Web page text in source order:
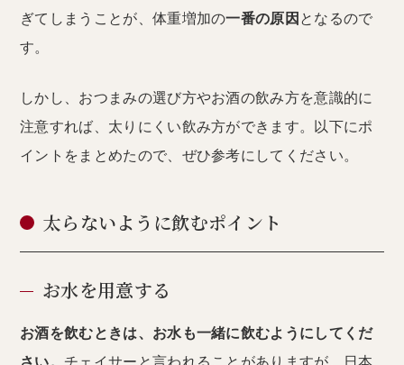
ぎてしまうことが、体重増加の一番の原因 となるので
す。
しかし、おつまみの選び方やお酒の飲み方を意識的に
注意すれば、太りにくい飲み方ができます。以下にポ
イントをまとめたので、ぜひ参考にしてください。
太らないように飲むポイント
お水を用意する
お酒を飲むときは、お水も一緒に飲むようにしてくだ